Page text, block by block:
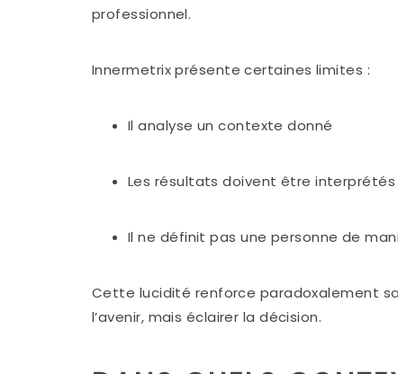
professionnel.
Innermetrix présente certaines limites :
Il analyse un contexte donné
Les résultats doivent être interprétés
Il ne définit pas une personne de
Cette lucidité renforce paradoxalement
l’avenir, mais éclairer la décision.